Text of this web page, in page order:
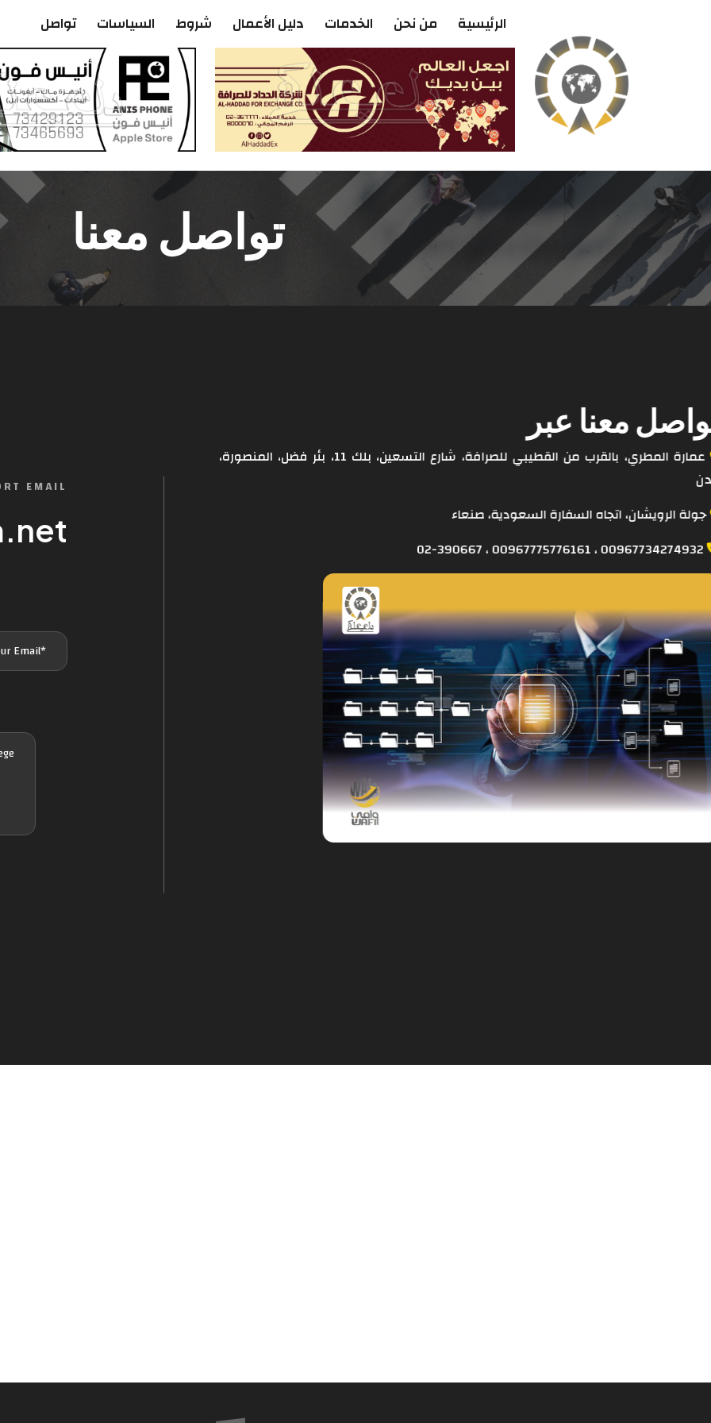
الرئيسية من نحن الخدمات دليل الأعمال شروط السياسات تواصل
تواصل معنا
معنا عبر
عمارة المطري، بالقرب من القطيبي للصرافة، شارع التسعين، بلك 11، بئر فضل، المنصورة،
جولة الرويشان، اتجاه السفارة السعودية، صنعاء
00967734274932 ، 00967775776161 ، 02-390667
EMAIL